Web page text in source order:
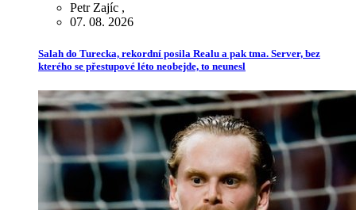
Petr Zajíc ,
07. 08. 2026
Salah do Turecka, rekordní posila Realu a pak tma. Server, bez
kterého se přestupové léto neobejde, to neunesl